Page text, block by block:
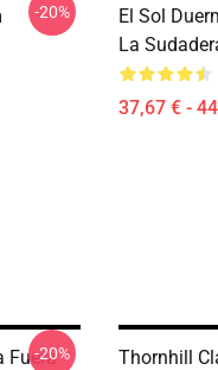
-20%
El Sol
La
37,67 € -
Fuera
-20% Thornhill